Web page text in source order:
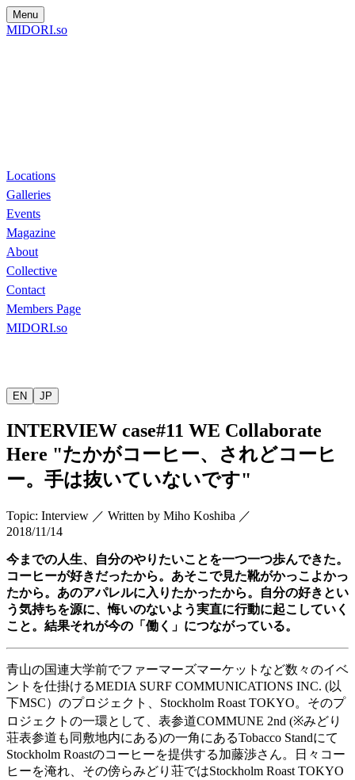
Menu
MIDORI.so
Locations
Galleries
Events
Magazine
About
Collective
Contact
Members Page
MIDORI.so
EN JP
INTERVIEW case#11 WE Collaborate
Here "たかがコーヒー、されどコーヒ
ー。手は抜いていないです"
Topic: Interview ／ Written by Miho Koshiba ／
2018/11/14
今までの人生、自分のやりたいことを一つ一つ歩んできた。
コーヒーが好きだったから。あそこで見た靴がかっこよかっ
たから。あのアパレルに入りたかったから。自分の好きとい
う気持ちを源に、悔いのないよう実直に行動に起こしていく
こと。結果それが今の「働く」につながっている。
青山の国連大学前でファーマーズマーケットなど数々のイベ
ントを仕掛けるMEDIA SURF COMMUNICATIONS INC. (以
下MSC）のプロジェクト、 Stockholm Roast TOKYO。そのプ
ロジェクトの一環として、表参道COMMUNE 2nd (※みどり
荘表参道も同敷地内にある)の一角にあるTobacco Standにて
Stockholm Roastのコーヒーを提供する加藤渉さん。日々コー
ヒーを淹れ、その傍らみどり荘ではStockholm Roast TOKYO